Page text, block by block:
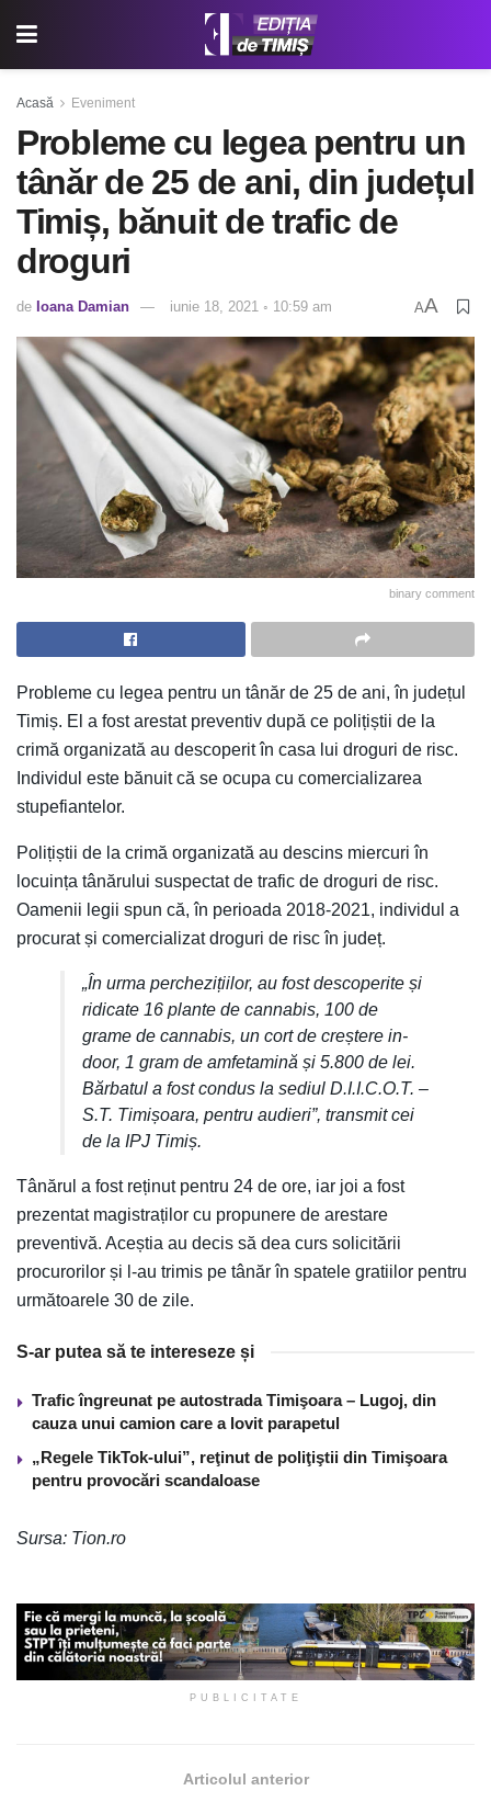
Acasă Eveniment
Probleme cu legea pentru un
tânăr de 25 de ani, din județul
Timiș, bănuit de trafic de
droguri
de Ioana Damian iunie 18, 2021 ◦ 10:59 am AA
binary comment
Probleme cu legea pentru un tânăr de 25 de ani, în județul
Timiș. El a fost arestat preventiv după ce polițiștii de la
crimă organizată au descoperit în casa lui droguri de risc.
Individul este bănuit că se ocupa cu comercializarea
stupefiantelor.
Polițiștii de la crimă organizată au descins miercuri în
locuința tânărului suspectat de trafic de droguri de risc.
Oamenii legii spun că, în perioada 2018-2021, individul a
procurat și comercializat droguri de risc în județ.
„În urma perchezițiilor, au fost descoperite și
ridicate 16 plante de cannabis, 100 de
grame de cannabis, un cort de creștere in-
door, 1 gram de amfetamină și 5.800 de lei.
Bărbatul a fost condus la sediul D.I.I.C.O.T. –
S.T. Timișoara, pentru audieri”, transmit cei
de la IPJ Timiș.
Tânărul a fost reținut pentru 24 de ore, iar joi a fost
prezentat magistraților cu propunere de arestare
preventivă. Aceștia au decis să dea curs solicitării
procurorilor și l-au trimis pe tânăr în spatele gratiilor pentru
următoarele 30 de zile.
S-ar putea să te intereseze și
Trafic îngreunat pe autostrada Timişoara – Lugoj, din
cauza unui camion care a lovit parapetul
„Regele TikTok-ului”, reţinut de poliţiştii din Timişoara
pentru provocări scandaloase
Sursa: Tion.ro
PUBLICITATE
Articolul anterior